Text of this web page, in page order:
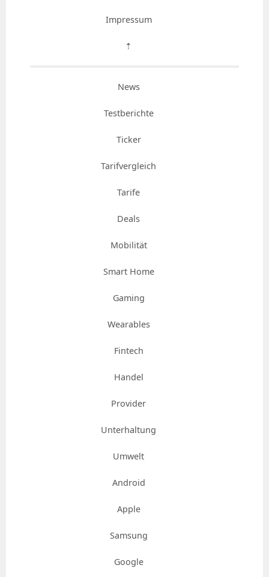
Impressum
⇡
News
Testberichte
Ticker
Tarifvergleich
Tarife
Deals
Mobilität
Smart Home
Gaming
Wearables
Fintech
Handel
Provider
Unterhaltung
Umwelt
Android
Apple
Samsung
Google